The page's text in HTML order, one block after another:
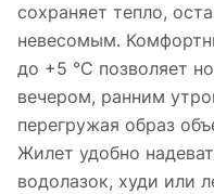
сохраняет тепло,
невесомым.
до +5 °C позволяет
вечером, ранним
перегружая образ
Жилет удобно
водолазок, худи или